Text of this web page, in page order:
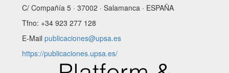
C/ Compañía 5 · 37002 · Salamanca · ESPAÑA
Tfno: +34 923 277 128
E-Mail publicaciones@upsa.es
https://publicaciones.upsa.es/